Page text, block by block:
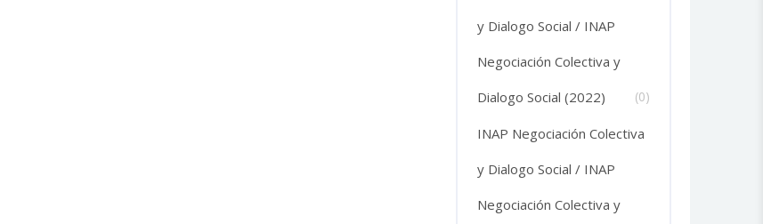
y Dialogo Social / INAP
Negociación Colectiva y
Dialogo Social (2022)
(0)
INAP Negociación Colectiva
y Dialogo Social / INAP
Negociación Colectiva y